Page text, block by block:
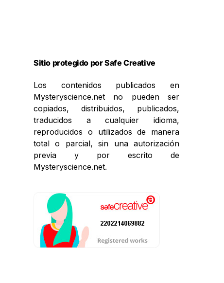
Sitio protegido por Safe Creative
Los contenidos publicados en
Mysteryscience.net no pueden ser
copiados, distribuidos, publicados,
traducidos a cualquier idioma,
reproducidos o utilizados de manera
total o parcial, sin una autorización
previa y por escrito de
Mysteryscience.net.